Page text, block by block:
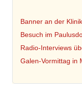
Banner an der
Besuch im
Radio-Interviews
Galen-Vormittag in